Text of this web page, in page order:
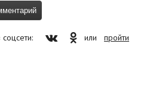
или пройти